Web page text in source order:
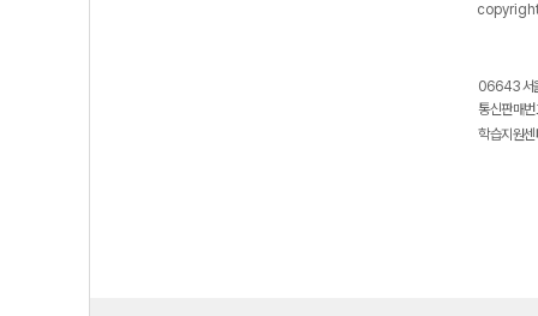
06643 서
통신판매
학습지원